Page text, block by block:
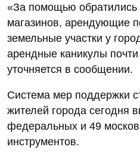
«За помощью
магазинов, арендующие
земельные участки у
арендные каникулы
уточняется в сообщении.
Система мер поддержки
жителей города сегодня
федеральных и 49
инструментов.